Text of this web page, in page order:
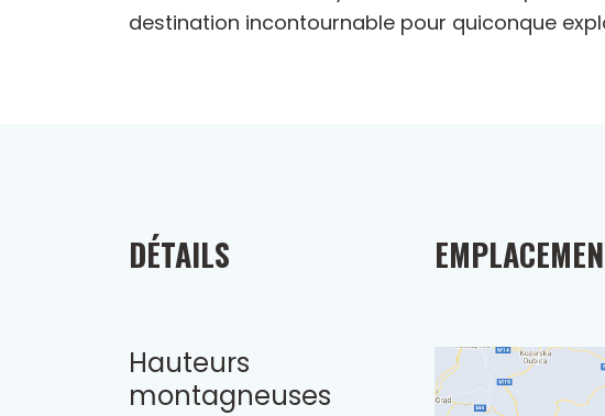
destination incontournable pour quiconque
DÉTAILS
Hauteurs
montagneuses